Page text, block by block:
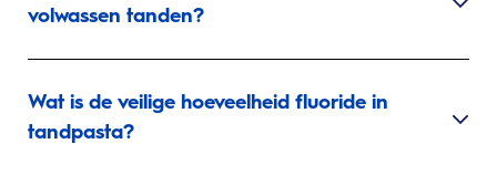
volwassen tanden?
Wat is de veilige hoeveelheid fluoride in
tandpasta?